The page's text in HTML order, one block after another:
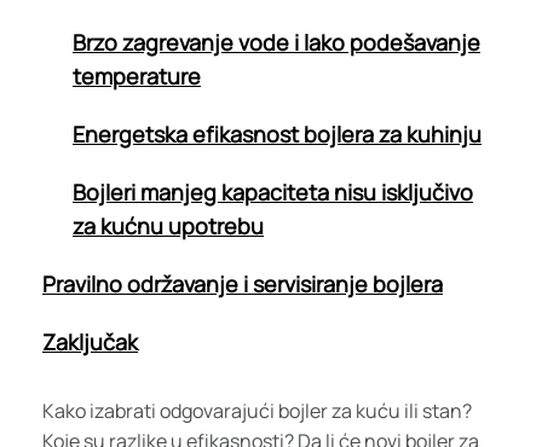
Brzo zagrevanje vode i lako podešavanje
temperature
Energetska efikasnost bojlera za kuhinju
Bojleri manjeg kapaciteta nisu isključivo
za kućnu upotrebu
Pravilno održavanje i servisiranje bojlera
Zaključak
Kako izabrati odgovarajući bojler za kuću ili stan?
Koje su razlike u efikasnosti? Da li će novi bojler za